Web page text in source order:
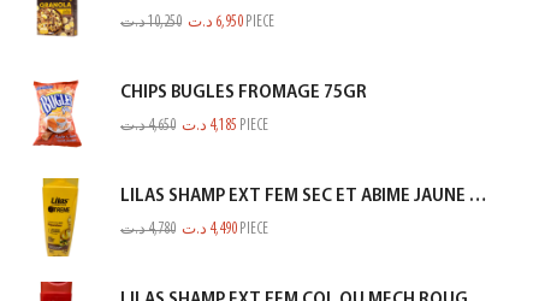
10,250د.ت 6,950 د.ت PIECE
CHIPS BUGLES FROMAGE 75GR
4,650د.ت 4,185 د.ت PIECE
LILAS SHAMP EXT FEM SEC ET ABIME JAUNE 350ML
4,780د.ت 4,490 د.ت PIECE